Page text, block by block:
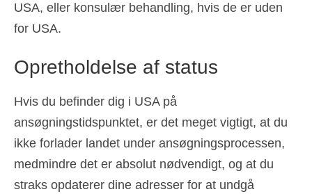
USA, eller konsulær behandling, hvis de er uden
for USA.
Opretholdelse af status
Hvis du befinder dig i USA på
ansøgningstidspunktet, er det meget vigtigt, at du
ikke forlader landet under ansøgningsprocessen,
medmindre det er absolut nødvendigt, og at du
straks opdaterer dine adresser for at undgå